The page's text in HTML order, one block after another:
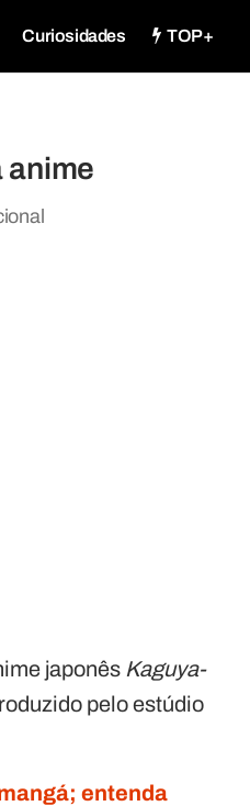
Curiosidades TOP+
anime
japonês Kaguya-
pelo estúdio
entenda